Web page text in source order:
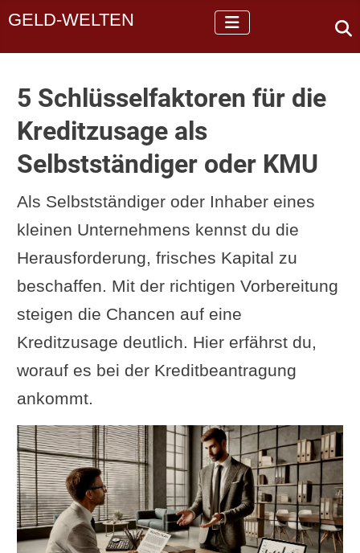
GELD-WELTEN
5 Schlüsselfaktoren für die
Kreditzusage als
Selbstständiger oder KMU
Als Selbstständiger oder Inhaber eines
kleinen Unternehmens kennst du die
Herausforderung, frisches Kapital zu
beschaffen. Mit der richtigen Vorbereitung
steigen die Chancen auf eine
Kreditzusage deutlich. Hier erfährst du,
worauf es bei der Kreditbeantragung
ankommt.